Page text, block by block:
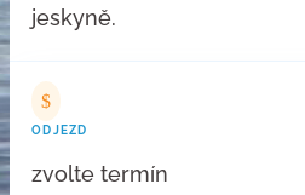
jeskyně.
$
ODJEZD
zvolte termín